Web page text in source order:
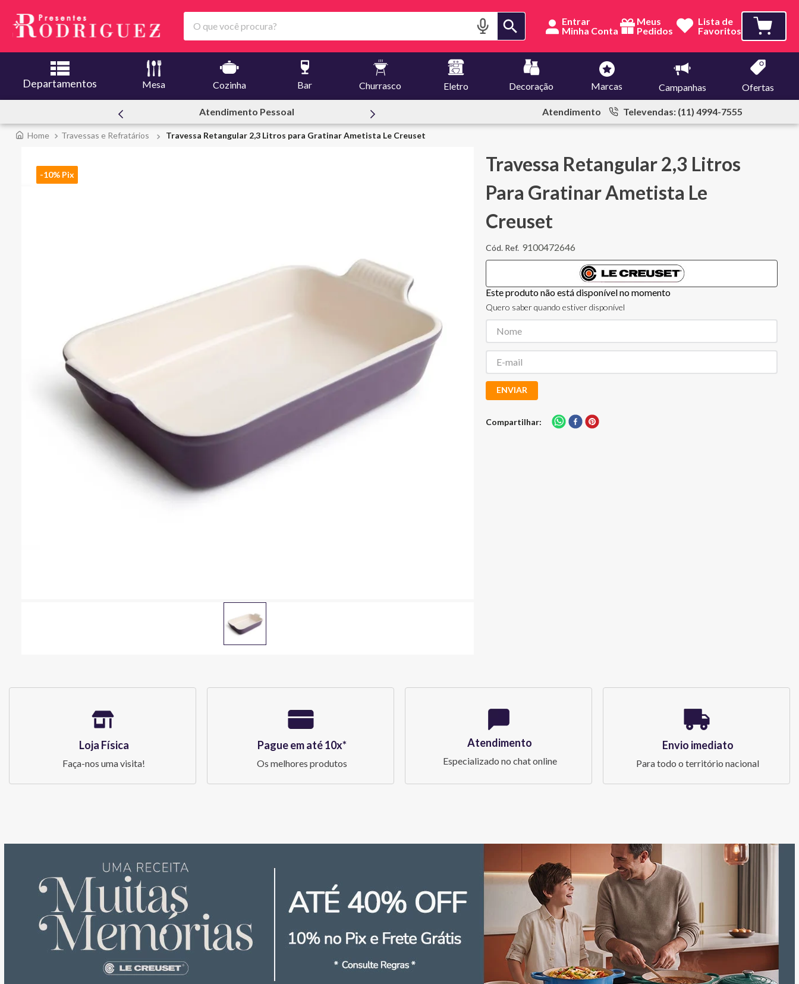
O que você procura? Entrar
Meus
Pedidos
Lista de
Favoritos
Departamentos Mesa Cozinha Bar Churrasco Eletro Decoração Marcas Campanhas Ofertas
Atendimento Pessoal Atendimento Televendas: (11) 4994-7555
Travessas e Refratários Travessa Retangular 2,3 Litros para Gratinar Ametista Le Creuset
-10% Pix
Travessa Retangular 2,3 Litros
Para Gratinar Ametista Le
Creuset
9100472646
Este produto não está disponível no momento
Quero saber quando estiver disponível
ENVIAR
Compartilhar
Loja Física
Faça-nos uma visita!
Pague em até 10x*
Os melhores produtos
Atendimento
Especializado no chat online
Envio imediato
Para todo o território nacional